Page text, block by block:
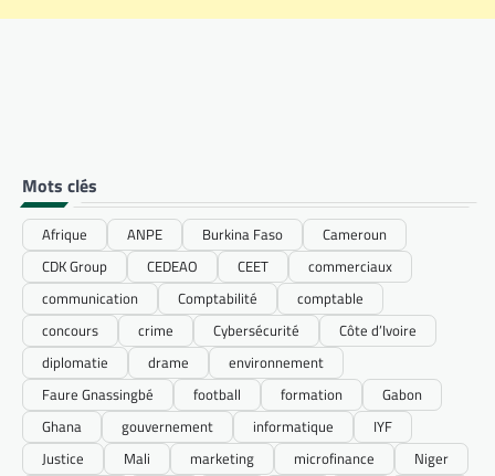
Mots clés
Afrique ANPE Burkina Faso
Cameroun
CDK Group
CEDEAO CEET
commerciaux
communication
Comptabilité
comptable
concours
crime Cybersécurité
Côte d’Ivoire
diplomatie
drame
environnement
Faure Gnassingbé
football formation
Gabon
Ghana
gouvernement informatique
IYF
Justice
Mali marketing microfinance
Niger